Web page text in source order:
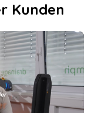
Kunden